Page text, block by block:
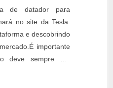
de datador para
no site da Tesla.
e descobrindo
importante
deve sempre ser
especializadas no
cuidado ajuda a